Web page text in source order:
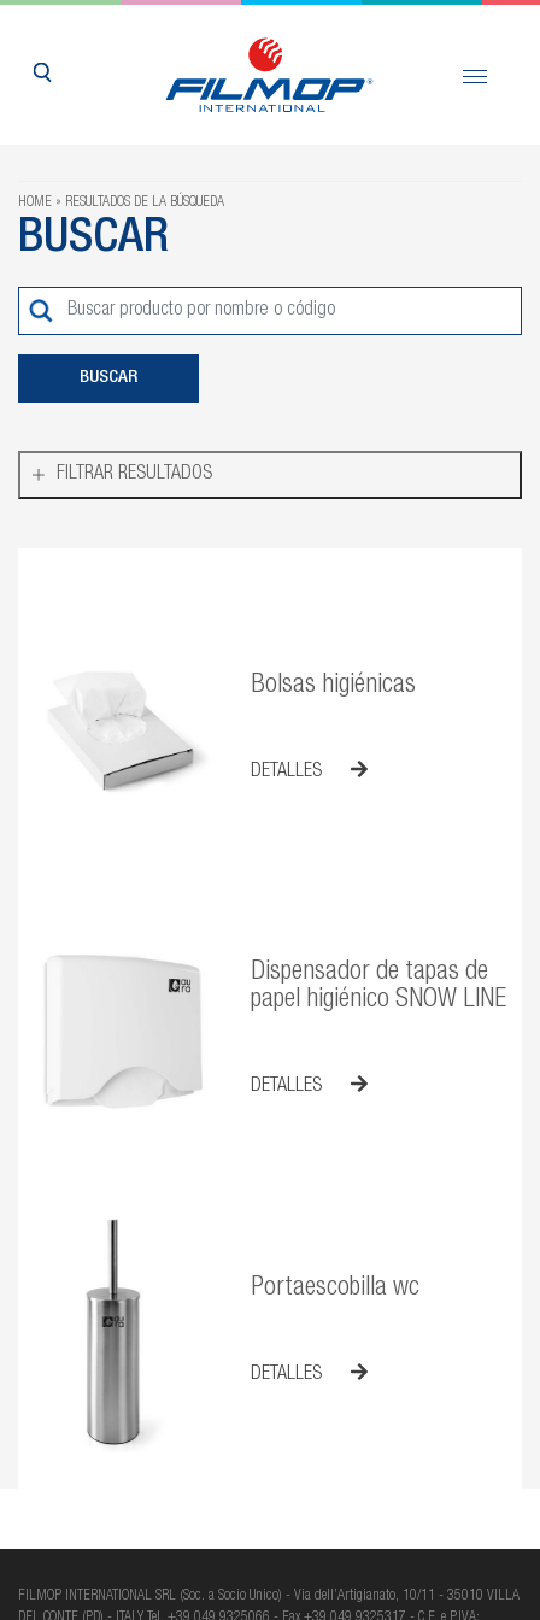
HOME RESULTADOS DE LA BÚSQUEDA
BUSCAR
FILTRAR RESULTADOS
Bolsas higiénicas
DETALLES
Dispensador de tapas de
papel higiénico SNOW LINE
DETALLES
Portaescobilla wc
DETALLES
FILMOP INTERNATIONAL SRL (Soc. a Socio Unico) - Via dell’Artigianato, 10/11 - 35010 VILLA